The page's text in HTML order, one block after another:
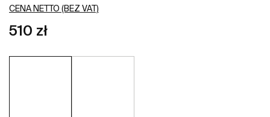
CENA NETTO (BEZ VAT)
510 zł